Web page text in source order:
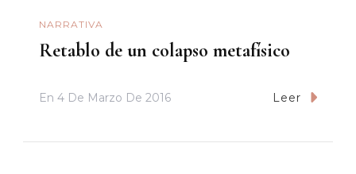
NARRATIVA
Retablo de un colapso metafísico
En 4 De Marzo De 2016 Leer